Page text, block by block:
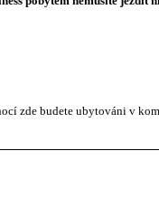
zde budete ubytováni v